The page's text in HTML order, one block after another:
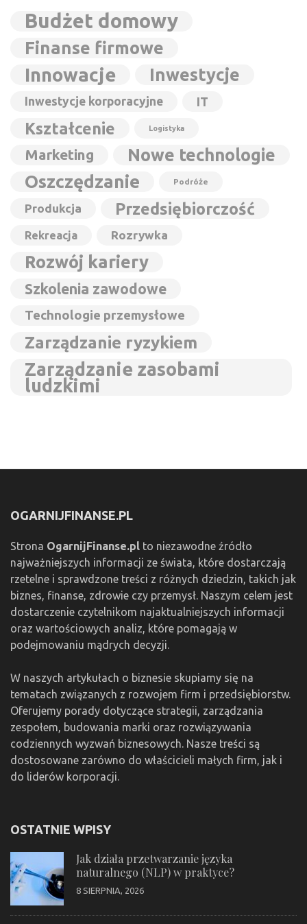
Budżet domowy
Finanse firmowe
Innowacje Inwestycje
Inwestycje korporacyjne IT
Kształcenie Logistyka
Marketing Nowe technologie
Oszczędzanie Podróże
Produkcja Przedsiębiorczość
Rekreacja Rozrywka
Rozwój kariery
Szkolenia zawodowe
Technologie przemysłowe
Zarządzanie ryzykiem
Zarządzanie zasobami
ludzkimi
OGARNIJFINANSE.PL
Strona OgarnijFinanse.pl to niezawodne źródło
najważniejszych informacji ze świata, które dostarczają
rzetelne i sprawdzone treści z różnych dziedzin, takich jak
biznes, finanse, zdrowie czy przemysł. Naszym celem jest
dostarczenie czytelnikom najaktualniejszych informacji
oraz wartościowych analiz, które pomagają w
podejmowaniu mądrych decyzji.
W naszych artykułach o biznesie skupiamy się na
tematach związanych z rozwojem firm i przedsiębiorstw.
Oferujemy porady dotyczące strategii, zarządzania
zespołem, budowania marki oraz rozwiązywania
codziennych wyzwań biznesowych. Nasze treści są
dostosowane zarówno do właścicieli małych firm, jak i
do liderów korporacji.
OSTATNIE WPISY
Jak działa przetwarzanie języka
naturalnego (NLP) w praktyce?
8 SIERPNIA, 2026